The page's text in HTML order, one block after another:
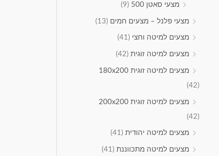
מצעי סאטן 500 (9)
מצעי פלנל – מצעים חמים (13)
מצעים למיטה וחצי (41)
מצעים למיטה זוגית (42)
מצעים למיטה זוגית 180x200
(42)
מצעים למיטה זוגית 200x200
(42)
מצעים למיטה יהודית (41)
מצעים למיטה מתכווננת (41)